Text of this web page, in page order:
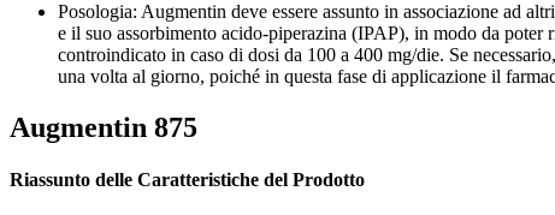
Posologia: Augmentin deve essere assunto in associazione ad
e il suo assorbimento acido-piperazina (IPAP), in modo da poter
controindicato in caso di dosi da 100 a 400 mg/die. Se
una volta al giorno, poiché in questa fase di applicazione il
Augmentin 875
Riassunto delle Caratteristiche del Prodotto